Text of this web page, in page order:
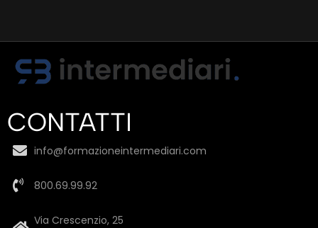
CONTATTI
info@formazioneintermediari.com
800.69.99.92
Via Crescenzio, 25